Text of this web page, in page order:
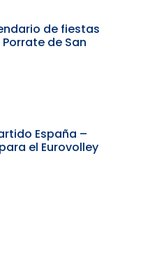
de fiestas
de San
España –
el Eurovolley